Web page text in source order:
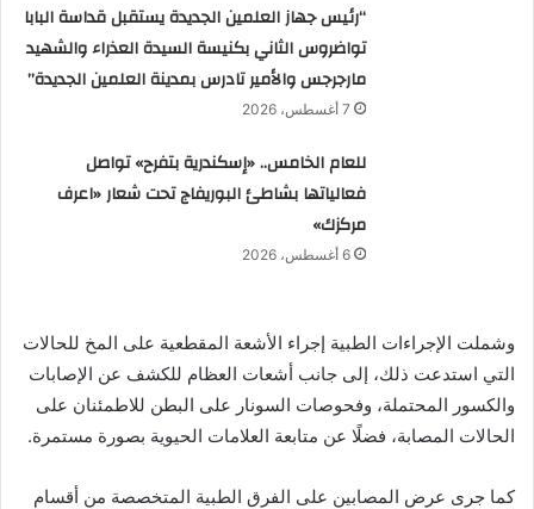
“رئيس جهاز العلمين الجديدة يستقبل قداسة البابا
تواضروس الثاني بكنيسة السيدة العذراء والشهيد
مارجرجس والأمير تادرس بمدينة العلمين الجديدة”
7 أغسطس، 2026
للعام الخامس.. «إسكندرية بتفرح» تواصل
فعالياتها بشاطئ البوريفاج تحت شعار «اعرف
مركزك»
6 أغسطس، 2026
وشملت الإجراءات الطبية إجراء الأشعة المقطعية على المخ للحالات
التي استدعت ذلك، إلى جانب أشعات العظام للكشف عن الإصابات
والكسور المحتملة، وفحوصات السونار على البطن للاطمئنان على
الحالات المصابة، فضلًا عن متابعة العلامات الحيوية بصورة مستمرة.
كما جرى عرض المصابين على الفرق الطبية المتخصصة من أقسام